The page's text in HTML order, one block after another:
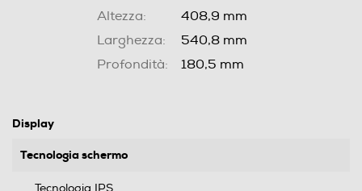
Altezza:
408,9 mm
Larghezza:
540,8 mm
Profondità:
180,5 mm
Display
Tecnologia schermo
Tecnologia IPS